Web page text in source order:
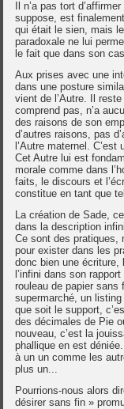
Il n’a pas tort
suppose, est
qui était le sien, mais
paradoxale ne lui
le fait que dans son
Aux prises avec une
dans une posture
vient de l’Autre. Il
comprend pas, n’a
des raisons de son
d’autres raisons, pas
l’Autre maternel.
Cet Autre lui est
morale comme dans
faits, le discours et
constitue en tant que
La création de Sade,
dans la description
Ce sont des pratiques,
pour exister dans les
donc bien une écriture,
l’infini dans son
rouleau de papier
supermarché, un
que soit le support,
des décimales de Pie
nouveau, c’est la
phallique en est
à un un comme les
plus un...
Pourrions-nous alors
désirer sans fin »